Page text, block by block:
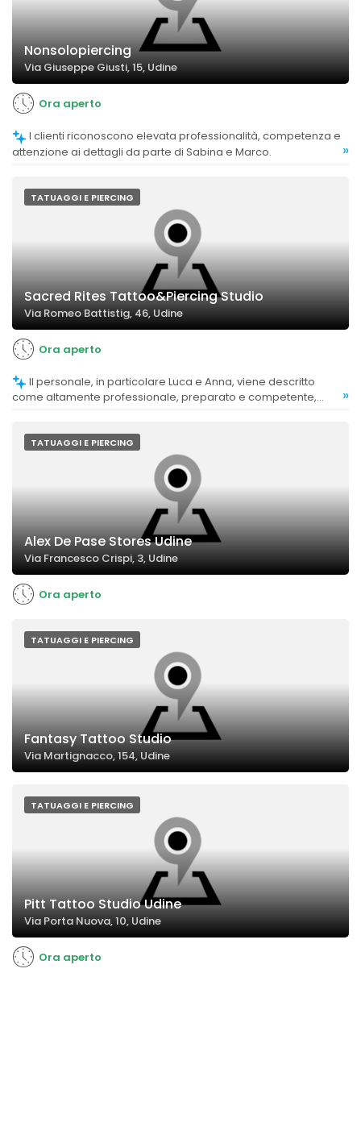
Nonsolopiercing
Via Giuseppe Giusti, 15, Udine
Ora aperto
attenzione ai dettagli da parte di Sabina e Marco.
»
TATUAGGI E PIERCING
Sacred Rites Tattoo&Piercing Studio
Via Romeo Battistig, 46, Udine
Ora aperto
come altamente professionale, preparato e competente,
»
TATUAGGI E PIERCING
Alex De Pase Stores Udine
Via Francesco Crispi, 3, Udine
Ora aperto
TATUAGGI E PIERCING
Fantasy Tattoo Studio
Via Martignacco, 154, Udine
TATUAGGI E PIERCING
Pitt Tattoo Studio Udine
Via Porta Nuova, 10, Udine
Ora aperto